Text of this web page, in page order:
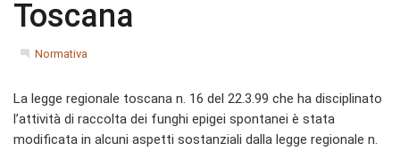
Toscana
Normativa
La legge regionale toscana n. 16 del 22.3.99 che ha disciplinato
l’attività di raccolta dei funghi epigei spontanei è stata
modificata in alcuni aspetti sostanziali dalla legge regionale n.